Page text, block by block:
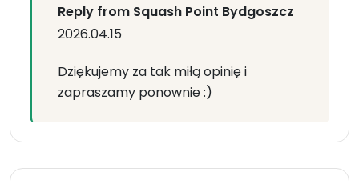
Reply from Squash Point Bydgoszcz
2026.04.15
Dziękujemy za tak miłą opinię i
zapraszamy ponownie :)